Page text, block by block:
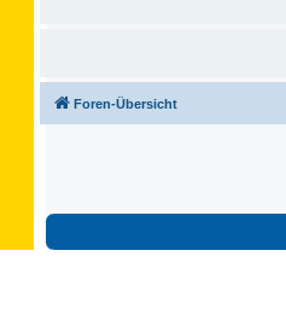
Foren-Übersicht